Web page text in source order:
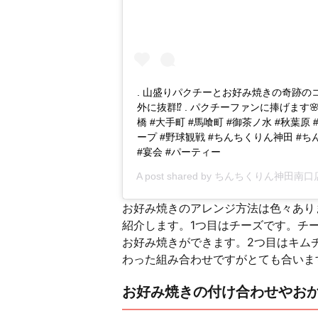
. 山盛りパクチーとお好み焼きの奇跡
外に抜群⁉️ . パクチーファンに捧げます
橋 #大手町 #馬喰町 #御茶ノ水 #秋葉原
ープ #野球観戦 #ちんちくりん神田 #ち
#宴会 #パーティー
A post shared by ちんちくりん神田南口
お好み焼きのアレンジ方法は色々あ
紹介します。1つ目はチーズです。チ
お好み焼きができます。2つ目はキム
わった組み合わせですがとても合いま
お好み焼きの付け合わせやお